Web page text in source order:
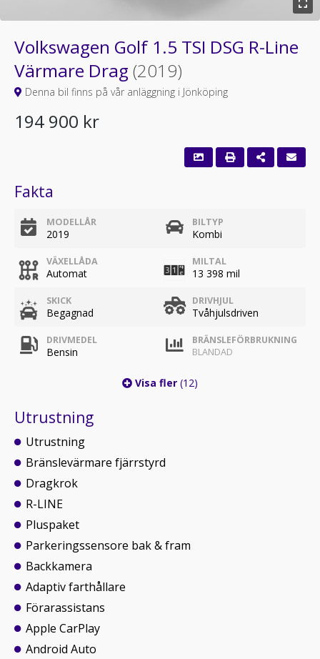
Volkswagen Golf 1.5 TSI DSG R-Line
Värmare Drag (2019)
Denna bil finns på vår anläggning i Jönköping
194 900 kr
Fakta
MODELLÅR
2019
BILTYP
Kombi
VÄXELLÅDA
Automat
MILTAL
13 398 mil
SKICK
Begagnad
DRIVHJUL
Tvåhjulsdriven
DRIVMEDEL
Bensin
BRÄNSLEFÖRBRUKNING
BLANDAD
Visa fler (12)
Utrustning
Utrustning
Bränslevärmare fjärrstyrd
Dragkrok
R-LINE
Pluspaket
Parkeringssensore bak & fram
Backkamera
Adaptiv farthållare
Förarassistans
Apple CarPlay
Android Auto